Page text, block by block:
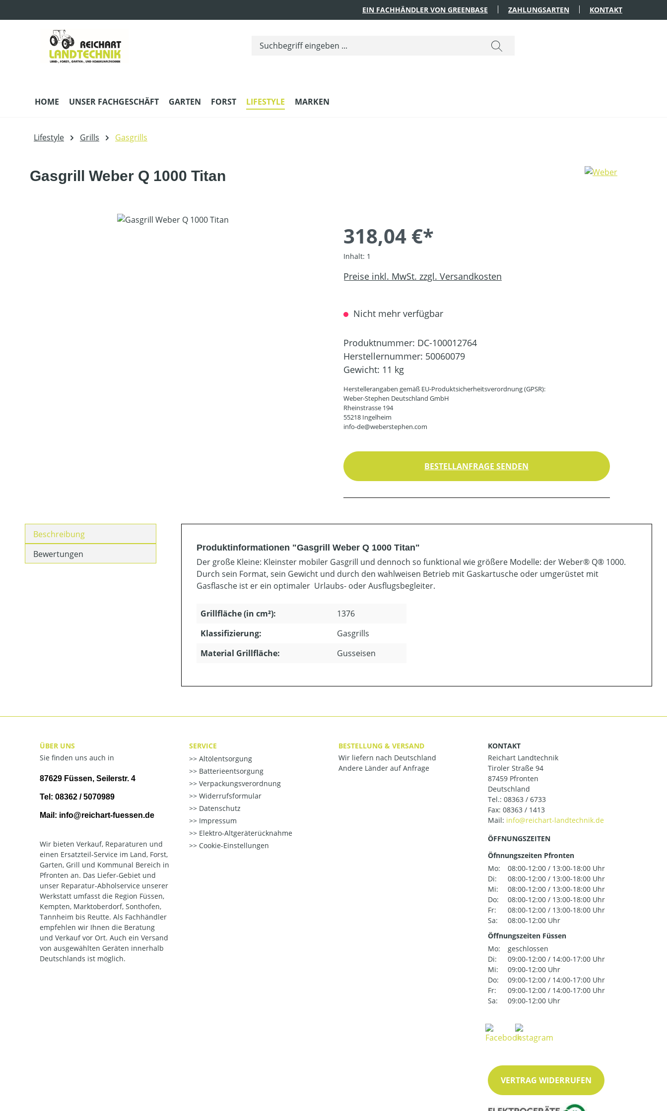
EIN FACHHÄNDLER VON GREENBASE ZAHLUNGSARTEN KONTAKT
HOME UNSER FACHGESCHÄFT GARTEN FORST LIFESTYLE MARKEN
Lifestyle Grills Gasgrills
Gasgrill Weber Q 1000 Titan
Bildergalerie überspringen
318,04 €*
Inhalt: 1
Preise inkl. MwSt. zzgl. Versandkosten
Nicht mehr verfügbar
Produktnummer: DC-100012764
Herstellernummer: 50060079
Gewicht: 11 kg
Herstellerangaben gemäß EU-Produktsicherheitsverordnung (GPSR):
Weber-Stephen Deutschland GmbH
Rheinstrasse 194
55218 Ingelheim
info-de@weberstephen.com
BESTELLANFRAGE SENDEN
Beschreibung
Bewertungen
Produktinformationen "Gasgrill Weber Q 1000 Titan"
Der große Kleine: Kleinster mobiler Gasgrill und dennoch so funktional wie größere Modelle: der Weber® Q® 1000.
Durch sein Format, sein Gewicht und durch den wahlweisen Betrieb mit Gaskartusche oder umgerüstet mit
Gasflasche ist er ein optimaler Urlaubs- oder Ausflugsbegleiter.
Grillfläche (in cm²):
1376
Klassifizierung:
Gasgrills
Material Grillfläche:
Gusseisen
ÜBER UNS
Sie finden uns auch in
87629 Füssen, Seilerstr. 4
Tel: 08362 / 5070989
Mail: info@reichart-fuessen.de
Wir bieten Verkauf, Reparaturen und
einen Ersatzteil-Service im Land, Forst,
Garten, Grill und Kommunal Bereich in
Pfronten an. Das Liefer-Gebiet und
unser Reparatur-Abholservice unserer
Werkstatt umfasst die Region Füssen,
Kempten, Marktoberdorf, Sonthofen,
Tannheim bis Reutte. Als Fachhändler
empfehlen wir Ihnen die Beratung
und Verkauf vor Ort. Auch ein Versand
von ausgewählten Geräten innerhalb
Deutschlands ist möglich.
SERVICE
Altölentsorgung
Batterieentsorgung
Verpackungsverordnung
Widerrufsformular
Datenschutz
Impressum
Elektro-Altgeräterücknahme
Cookie-Einstellungen
BESTELLUNG & VERSAND
Wir liefern nach Deutschland
Andere Länder auf Anfrage
KONTAKT
Reichart Landtechnik
Tiroler Straße 94
87459 Pfronten
Deutschland
Tel.: 08363 / 6733
Fax: 08363 / 1413
Mail:
ÖFFNUNGSZEITEN
Öfnnungszeiten Pfronten
Mo:
08:00-12:00 / 13:00-18:00 Uhr
Di:
08:00-12:00 / 13:00-18:00 Uhr
Mi:
08:00-12:00 / 13:00-18:00 Uhr
Do:
08:00-12:00 / 13:00-18:00 Uhr
Fr:
08:00-12:00 / 13:00-18:00 Uhr
Sa:
08:00-12:00 Uhr
Öffnungszeiten Füssen
Mo:
geschlossen
Di:
09:00-12:00 / 14:00-17:00 Uhr
Mi:
09:00-12:00 Uhr
Do:
09:00-12:00 / 14:00-17:00 Uhr
Fr:
09:00-12:00 / 14:00-17:00 Uhr
Sa:
09:00-12:00 Uhr
VERTRAG WIDERRUFEN